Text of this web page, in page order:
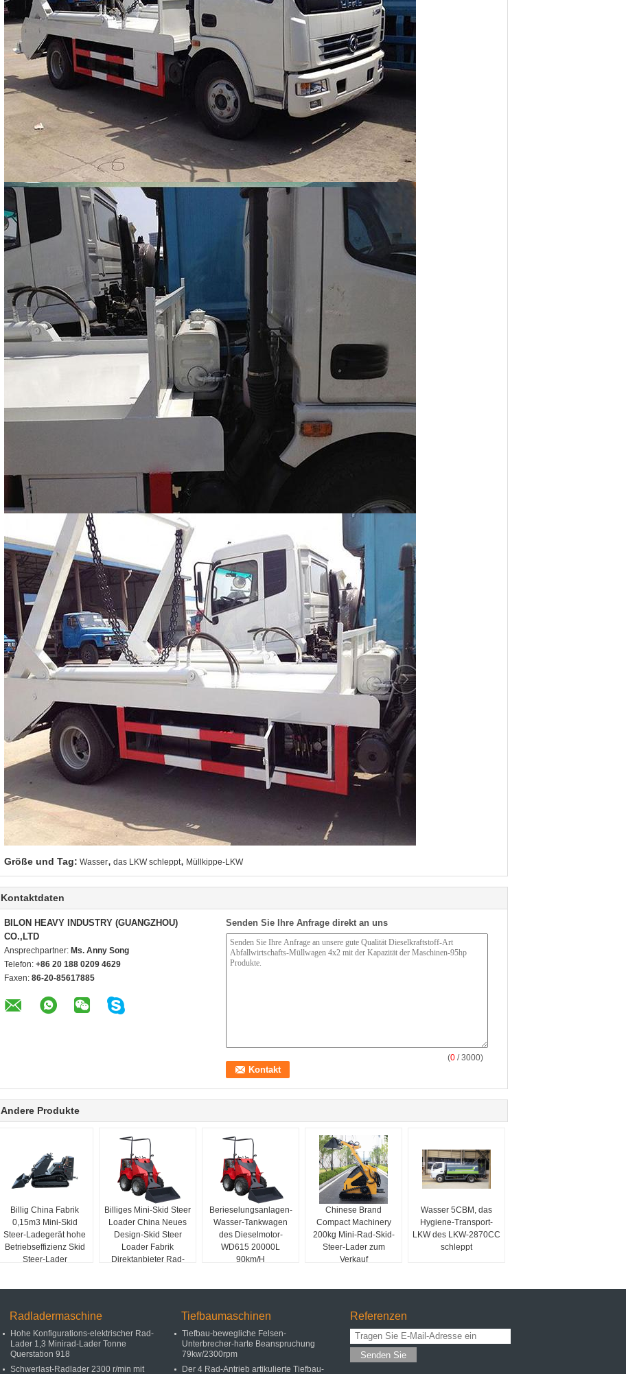
Größe und Tag: Wasser, das LKW schleppt, Müllkippe-LKW
Kontaktdaten
BILON HEAVY INDUSTRY (GUANGZHOU)
CO.,LTD
Ansprechpartner: Ms. Anny Song
Telefon: +86 20 188 0209 4629
Faxen: 86-20-85617885
Senden Sie Ihre Anfrage direkt an uns
(0 / 3000)
Andere Produkte
Billig China Fabrik
0,15m3 Mini-Skid
Steer-Ladegerät hohe
Betriebseffizienz Skid
Steer-Lader
Billiges Mini-Skid Steer
Loader China Neues
Design-Skid Steer
Loader Fabrik
Direktanbieter Rad-
Berieselungsanlagen-
Wasser-Tankwagen
des Dieselmotor-
WD615 20000L
90km/H
Chinese Brand
Compact Machinery
200kg Mini-Rad-Skid-
Steer-Lader zum
Verkauf
Wasser 5CBM, das
Hygiene-Transport-
LKW des LKW-2870CC
schleppt
Radladermaschine
Hohe Konfigurations-elektrischer Rad-
Lader 1,3 Minirad-Lader Tonne
Querstation 918
Schwerlast-Radlader 2300 r/min mit
Tiefbaumaschinen
Tiefbau-bewegliche Felsen-
Unterbrecher-harte Beanspruchung
79kw/2300rpm
Der 4 Rad-Antrieb artikulierte Tiefbau-
Referenzen
Senden Sie